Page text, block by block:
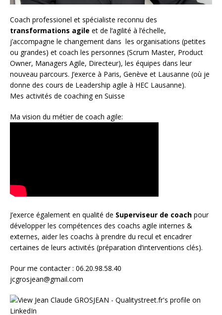
Coach professionel et spécialiste reconnu des
transformations agile et de l‘agilité à l’échelle,
j’accompagne le changement dans les organisations (petites
ou grandes) et coach les personnes (Scrum Master, Product
Owner, Managers Agile, Directeur), les équipes dans leur
nouveau parcours. J’exerce à Paris, Genève et Lausanne (où je
donne des cours de Leadership agile à HEC Lausanne).
Mes activités de coaching en Suisse
Ma vision du métier de coach agile:
J’exerce également en qualité de Superviseur de coach pour
développer les compétences des coachs agile internes &
externes, aider les coachs à prendre du recul et encadrer
certaines de leurs activités (préparation d’interventions clés).
Pour me contacter : 06.20.98.58.40
jcgrosjean@gmail.com